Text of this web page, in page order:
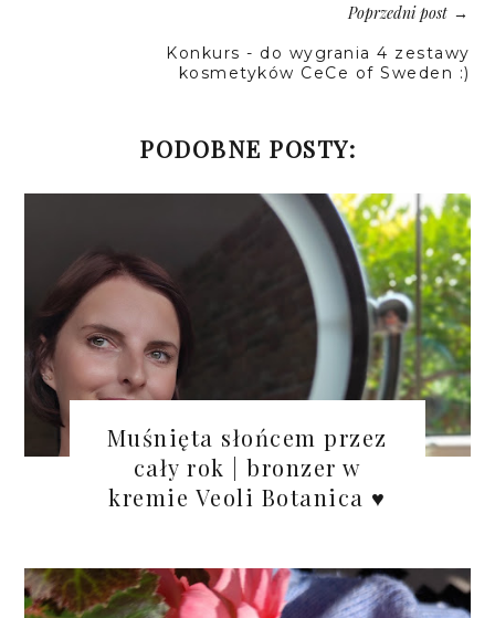
Poprzedni post→
Konkurs - do wygrania 4 zestawy
kosmetyków CeCe of Sweden :)
PODOBNE POSTY:
Muśnięta słońcem przez
cały rok | bronzer w
kremie Veoli Botanica ♥